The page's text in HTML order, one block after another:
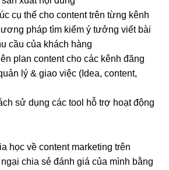
cụ thể cho content trên từng kênh
pháp tìm kiểm ý tưởng viết bài
cầu của khách hàng
plan content cho các kênh đăng
lý & giao việc (Idea, content,
sử dụng các tool hỗ trợ hoạt động
học về content marketing trên
chia sẻ đánh giá của mình bằng